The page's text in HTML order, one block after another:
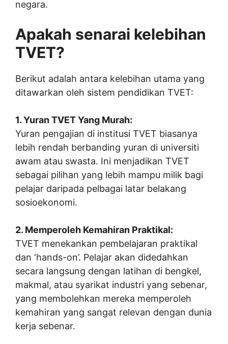
negara.
Apakah senarai kelebihan
TVET?
Berikut adalah antara kelebihan utama yang
ditawarkan oleh sistem pendidikan TVET:
1. Yuran TVET Yang Murah:
Yuran pengajian di institusi TVET biasanya
lebih rendah berbanding yuran di universiti
awam atau swasta. Ini menjadikan TVET
sebagai pilihan yang lebih mampu milik bagi
pelajar daripada pelbagai latar belakang
sosioekonomi.
2. Memperoleh Kemahiran Praktikal:
TVET menekankan pembelajaran praktikal
dan ‘hands-on’. Pelajar akan didedahkan
secara langsung dengan latihan di bengkel,
makmal, atau syarikat industri yang sebenar,
yang membolehkan mereka memperoleh
kemahiran yang sangat relevan dengan dunia
kerja sebenar.